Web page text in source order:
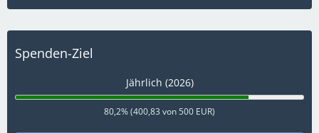
Spenden-Ziel
Jährlich (2026)
80,2% (400,83 von 500 EUR)